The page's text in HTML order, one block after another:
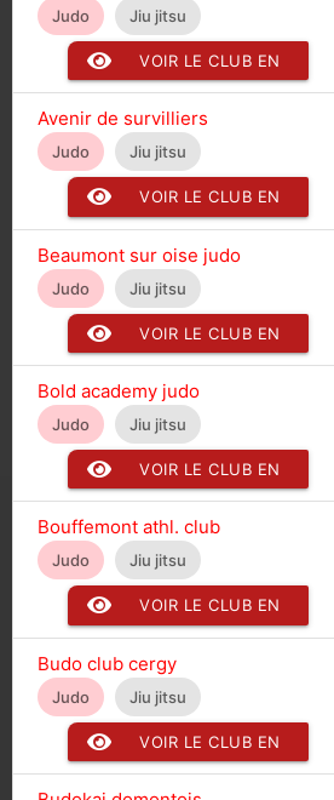
Judo Jiu jitsu
VOIR LE CLUB EN
DÉTAIL
Avenir de survilliers
Judo Jiu jitsu
VOIR LE CLUB EN
DÉTAIL
Beaumont sur oise judo
Judo Jiu jitsu
VOIR LE CLUB EN
DÉTAIL
Bold academy judo
Judo Jiu jitsu
VOIR LE CLUB EN
DÉTAIL
Bouffemont athl. club
Judo Jiu jitsu
VOIR LE CLUB EN
DÉTAIL
Budo club cergy
Judo Jiu jitsu
VOIR LE CLUB EN
DÉTAIL